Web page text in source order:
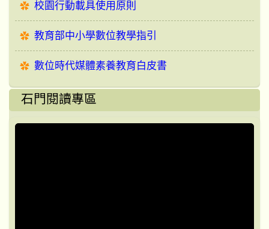
校園行動載具使用原則
教育部中小學數位教學指引
數位時代媒體素養教育白皮書
石門閱讀專區